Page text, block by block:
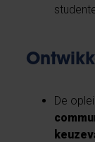
De